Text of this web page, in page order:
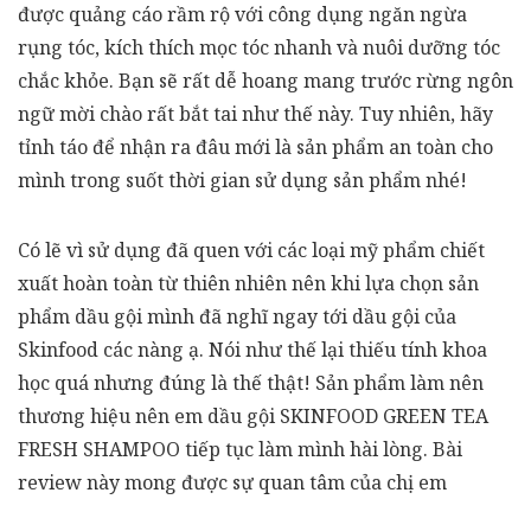
được quảng cáo rầm rộ với công dụng ngăn ngừa
rụng tóc, kích thích mọc tóc nhanh và nuôi dưỡng tóc
chắc khỏe. Bạn sẽ rất dễ hoang mang trước rừng ngôn
ngữ mời chào rất bắt tai như thế này. Tuy nhiên, hãy
tỉnh táo để nhận ra đâu mới là sản phẩm an toàn cho
mình trong suốt thời gian sử dụng sản phẩm nhé!
Có lẽ vì sử dụng đã quen với các loại mỹ phẩm chiết
xuất hoàn toàn từ thiên nhiên nên khi lựa chọn sản
phẩm dầu gội mình đã nghĩ ngay tới dầu gội của
Skinfood các nàng ạ. Nói như thế lại thiếu tính khoa
học quá nhưng đúng là thế thật! Sản phẩm làm nên
thương hiệu nên em dầu gội SKINFOOD GREEN TEA
FRESH SHAMPOO tiếp tục làm mình hài lòng. Bài
review này mong được sự quan tâm của chị em